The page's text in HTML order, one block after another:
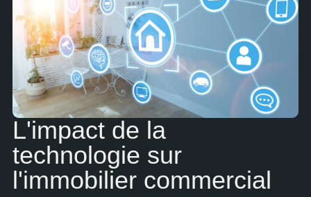
L'impact de la
technologie sur
l'immobilier commercial